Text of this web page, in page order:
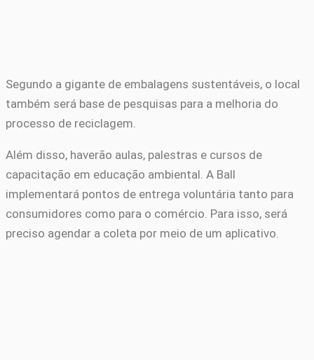
Segundo a gigante de embalagens sustentáveis, o local
também será base de pesquisas para a melhoria do
processo de reciclagem.
Além disso, haverão aulas, palestras e cursos de
capacitação em educação ambiental. A Ball
implementará pontos de entrega voluntária tanto para
consumidores como para o comércio. Para isso, será
preciso agendar a coleta por meio de um aplicativo.